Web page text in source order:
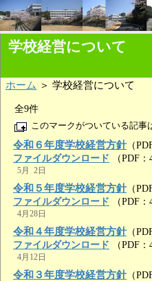
学校経営について
ホーム ＞ 学校経営について
全9件
このマークがついている記
令和６年度学校経営方針 （
ファイルダウンロード （PDF
5月 2日
令和５年度学校経営方針 （
ファイルダウンロード （PDF
4月28日
令和４年度学校経営方針 （
ファイルダウンロード （PDF
4月12日
令和３年度学校経営方針 （